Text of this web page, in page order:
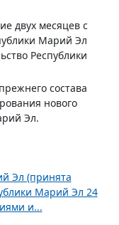
двух месяцев с
Марий Эл
Республики
состава
нового
Эл.
Эл (принята
Марий Эл 24
и...